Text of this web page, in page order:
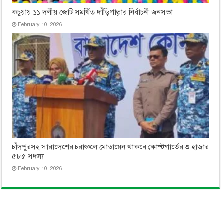
কচুয়ায় ১১ দলীয় জোট সমর্থিত দাঁড়িপাল্লার নির্বাচনী জনসভা
February 10, 2026
চাঁদপুরসহ সারাদেশের চরাঞ্চলে মোতায়েন থাকবে কোস্টগার্ডের ৩ হাজার
৫৮৫ সদস্য
February 10, 2026